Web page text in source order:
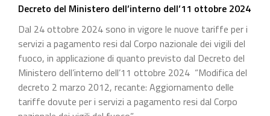
Decreto del Ministero dell’interno dell’11 ottobre 2024
Dal 24 ottobre 2024 sono in vigore le nuove tariffe per i
servizi a pagamento resi dal Corpo nazionale dei vigili del
fuoco, in applicazione di quanto previsto dal Decreto del
Ministero dell’interno dell’11 ottobre 2024 “Modifica del
decreto 2 marzo 2012, recante: Aggiornamento delle
tariffe dovute per i servizi a pagamento resi dal Corpo